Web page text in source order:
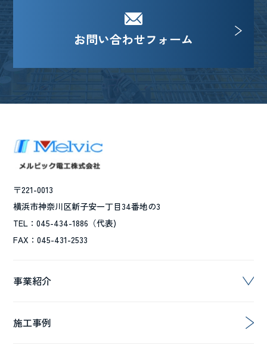
お問い合わせフォーム
〒221-0013
横浜市神奈川区新子安一丁目34番地の3
TEL：045-434-1886（代表)
FAX：045-431-2533
事業紹介
施工事例